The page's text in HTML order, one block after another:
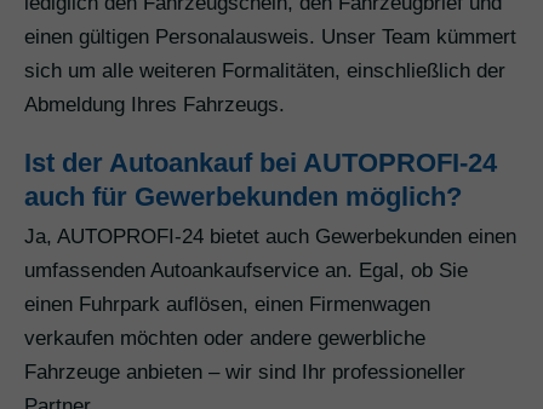
einen gültigen Personalausweis. Unser Team kümmert
sich um alle weiteren Formalitäten, einschließlich der
Abmeldung Ihres Fahrzeugs.
Ist der Autoankauf bei AUTOPROFI-24
auch für Gewerbekunden möglich?
Ja, AUTOPROFI-24 bietet auch Gewerbekunden einen
umfassenden Autoankaufservice an. Egal, ob Sie
einen Fuhrpark auflösen, einen Firmenwagen
verkaufen möchten oder andere gewerbliche
Fahrzeuge anbieten – wir sind Ihr professioneller